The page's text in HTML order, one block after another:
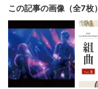
この記事の画像（全7枚）